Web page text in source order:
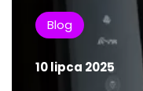
Blog
10 lipca 2025